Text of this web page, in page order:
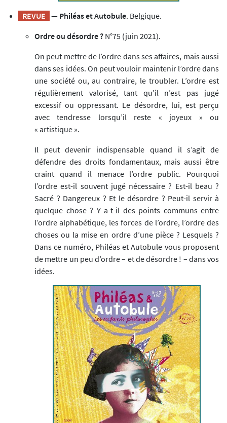
REVUE — Philéas et Autobule. Belgique.
Ordre ou désordre ? N°75 (juin 2021).
On peut mettre de l’ordre dans ses affaires, mais aussi
dans ses idées. On peut vouloir maintenir l’ordre dans
une société ou, au contraire, le troubler. L’ordre est
régulièrement valorisé, tant qu’il n’est pas jugé
excessif ou oppressant. Le désordre, lui, est perçu
avec tendresse lorsqu’il reste « joyeux » ou
« artistique ».
Il peut devenir indispensable quand il s’agit de
défendre des droits fondamentaux, mais aussi être
craint quand il menace l’ordre public. Pourquoi
l’ordre est-il souvent jugé nécessaire ? Est-il beau ?
Sacré ? Dangereux ? Et le désordre ? Peut-il servir à
quelque chose ? Y a-t-il des points communs entre
l’ordre alphabétique, les forces de l’ordre, l’ordre des
choses ou la mise en ordre d’une pièce ? Lesquels ?
Dans ce numéro, Philéas et Autobule vous proposent
de mettre un peu d’ordre – et de désordre ! – dans vos
idées.